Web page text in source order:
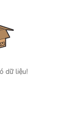
dữ liệu!